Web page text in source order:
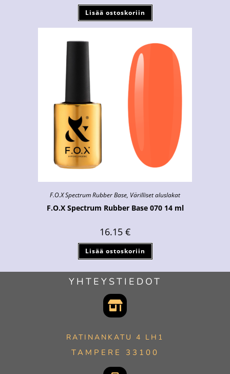
Lisää ostoskoriin
F.O.X Spectrum Rubber Base, Värilliset aluslakat
F.O.X Spectrum Rubber Base 070 14 ml
16.15 €
Lisää ostoskoriin
YHTEYSTIEDOT
RATINANKATU 4 LH1
TAMPERE 33100